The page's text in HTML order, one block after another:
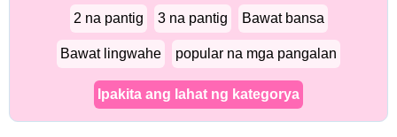
2 na pantig 3 na pantig Bawat bansa
Bawat lingwahe popular na mga pangalan
Ipakita ang lahat ng kategorya